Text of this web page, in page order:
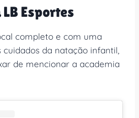
Esportes
completo e com uma
da natação infantil,
de mencionar a academia